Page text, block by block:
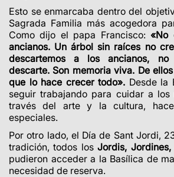
Esto se enmarcaba dentro del
Sagrada Familia más acogedora
Como dijo el papa Francisco: «No
ancianos. Un árbol sin raíces no
descartemos a los ancianos,
descarte. Son memoria viva. De
que lo hace crecer todo». Desde la
seguir trabajando para cuidar a los
través del arte y la cultura,
especiales.
Por otro lado, el Día de Sant Jordi,
tradición, todos losJordis,
pudieron acceder a la Basílica de
necesidad de reserva.